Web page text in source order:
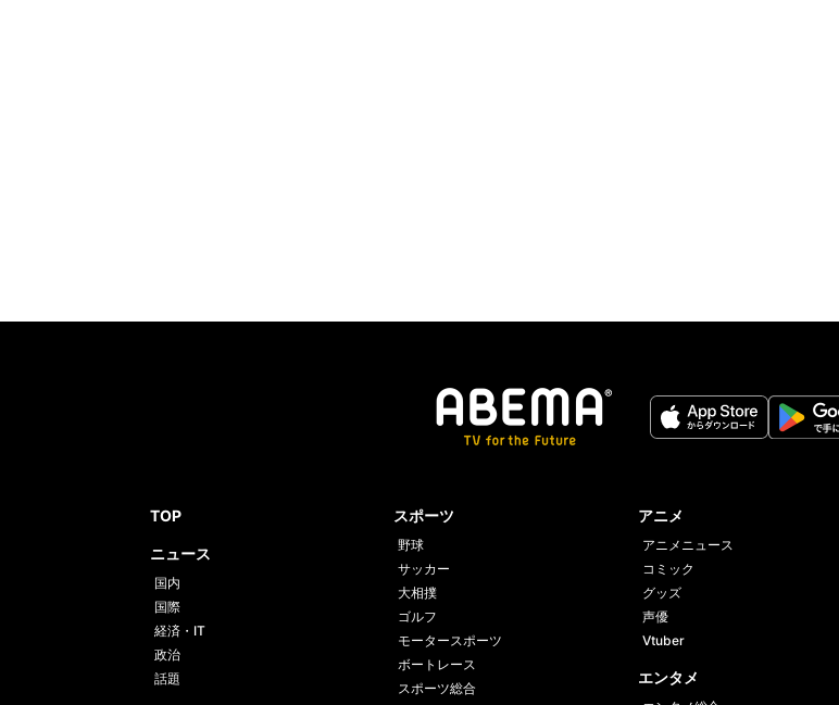
TOP
ニュース
国内
国際
経済・IT
政治
話題
スポーツ
野球
サッカー
大相撲
ゴルフ
モータースポーツ
ボートレース
スポーツ総合
アニメ
アニメニュース
コミック
グッズ
声優
Vtuber
エンタメ